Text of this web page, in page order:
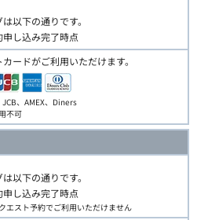
以下の通りです。
申し込み完了時点
ードがご利用いただけます。
、AMEX、Diners
不可
以下の通りです。
申し込み完了時点
エスト予約でご利用いただけません